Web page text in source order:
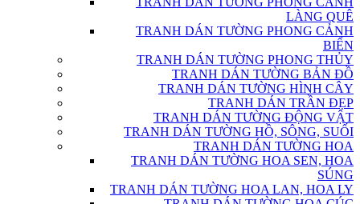
LÀNG QUÊ
TRANH DÁN TƯỜNG PHONG CẢNH
BIỂN
TRANH DÁN TƯỜNG PHONG THỦY
TRANH DÁN TƯỜNG BẢN ĐỒ
TRANH DÁN TƯỜNG HÌNH CÂY
TRANH DÁN TRẦN ĐẸP
TRANH DÁN TƯỜNG ĐỘNG VẬT
TRANH DÁN TƯỜNG HỒ, SÔNG, SUỐI
TRANH DÁN TƯỜNG HOA
TRANH DÁN TƯỜNG HOA SEN, HOA
SÚNG
TRANH DÁN TƯỜNG HOA LAN, HOA LY